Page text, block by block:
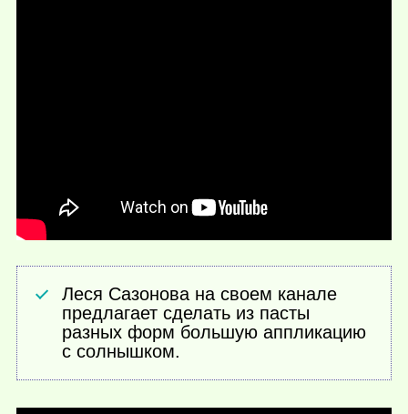
Леся Сазонова на своем канале
предлагает сделать из пасты
разных форм большую аппликацию
с солнышком.